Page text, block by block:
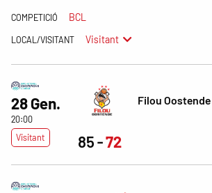
COMPETICIÓ BCL
LOCAL/VISITANT Visitant
28 Gen.
20:00
Visitant
Filou Oostende
85 72